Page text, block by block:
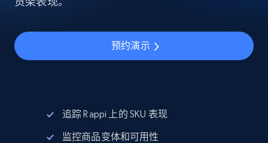
预约演示
追踪 Rappi 上的 SKU 表现
监控商品变体和可用性